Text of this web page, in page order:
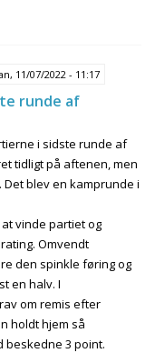
11/07/2022 - 11:17
runde af
i sidste runde af
tidligt på aftenen, men
blev en kamprunde i
vinde partiet og
Omvendt
den spinkle føring og
en halv. I
om remis efter
holdt hjem så
beskedne 3 point.